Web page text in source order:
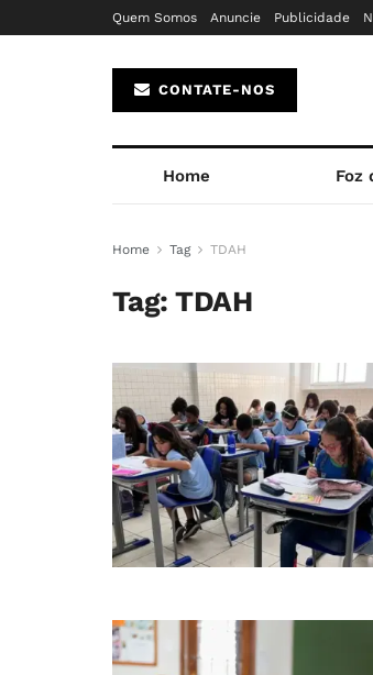
Quem Somos Anuncie Publicidade
CONTATE-NOS
Home Foz
Home Tag TDAH
Tag:TDAH